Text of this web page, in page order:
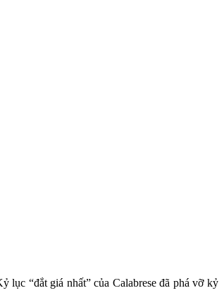
lục “đắt giá nhất” của Calabrese đã phá vỡ kỷ